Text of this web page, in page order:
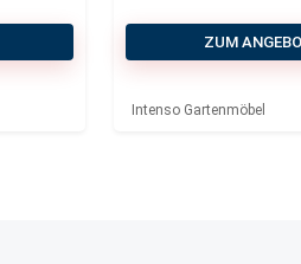
ZUM
Intenso Gartenmöbel